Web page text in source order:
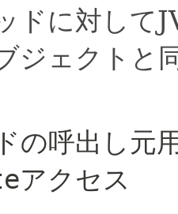
ドに対して
ジェクトと
の呼出し元
アクセス